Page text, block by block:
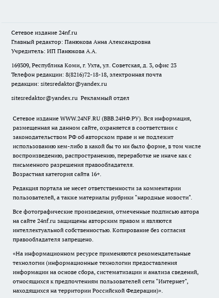
Сетевое издание 24nf.ru
Главный редактор: Панюкова Анна Александровна
Учредитель: ИП Панюкова А.А.
169309, Республика Коми, г. Ухта, ул. Советская, д. 3, офис 23
Телефон редакции: 8(8216)72-18-18, электронная почта
редакции: sitesredaktor@yandex.ru
sitesredaktor@yandex.ru Рекламный отдел
Сетевое издание WWW.24NF.RU (ВВВ.24НФ.РУ). Вся информация,
размещенная на данном сайте, охраняется в соответствии с
законодательством РФ об авторском праве и не подлежит
использованию кем-либо в какой бы то ни было форме, в том числе
воспроизведению, распространению, переработке не иначе как с
письменного разрешения правообладателя.
Возрастная категория сайта 16+.
Редакция портала не несет ответственности за комментарии
пользователей, а также материалы рубрики "народные новости".
Все фотографические произведения, отмеченные подписью автора
на сайте 24nf.ru защищены авторским правом и являются
интеллектуальной собственностью. Копирование без согласия
правообладателя запрещено.
«На информационном ресурсе применяются рекомендательные
технологии (информационные технологии предоставления
информации на основе сбора, систематизации и анализа сведений,
относящихся к предпочтениям пользователей сети "Интернет",
находящихся на территории Российской Федерации)».